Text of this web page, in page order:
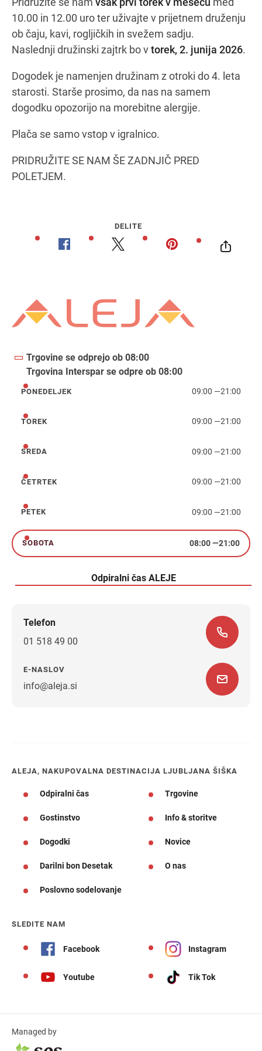
Navodila za pot
10.00 in 12.00 uro ter uživajte v prijetnem druženju
ob čaju, kavi, rogljičkih in svežem sadju.
Naslednji družinski zajtrk bo vtorek, 2. junija 2026.
Dogodek je namenjen družinam z otroki do 4. leta
starosti. Starše prosimo, da nas na samem
dogodku opozorijo na morebitne alergije.
Plača se samo vstop v igralnico.
PRIDRUŽITE SE NAM ŠE ZADNJIČ PRED
POLETJEM.
DELITE
Trgovine se odprejo ob 08:00
Trgovina Interspar se odpre ob 08:00
ponedeljek
PONEDELJEK 09:00 —21:00
torek
TOREK 09:00 —21:00
sreda
SREDA 09:00 —21:00
četrtek
ČETRTEK 09:00 —21:00
petek
PETEK 09:00 —21:00
sobota
SOBOTA 08:00—21:00
Odpiralni čas ALEJE
Telefon
01 518 49 00
E-NASLOV
info@aleja.si
ALEJA, NAKUPOVALNA DESTINACIJA LJUBLJANA ŠIŠKA
Odpiralni čas Trgovine
Gostinstvo Info & storitve
Dogodki Novice
Darilni bon Desetak O nas
Poslovno sodelovanje
SLEDITE NAM
Facebook Instagram
Youtube Tik Tok
Managed by